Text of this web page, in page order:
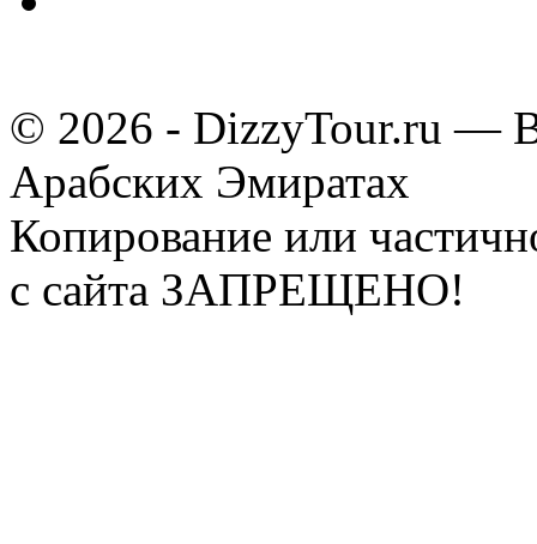
© 2026 - DizzyTour.ru —
Арабских Эмиратах
Копирование или
с сайта ЗАПРЕЩЕНО!